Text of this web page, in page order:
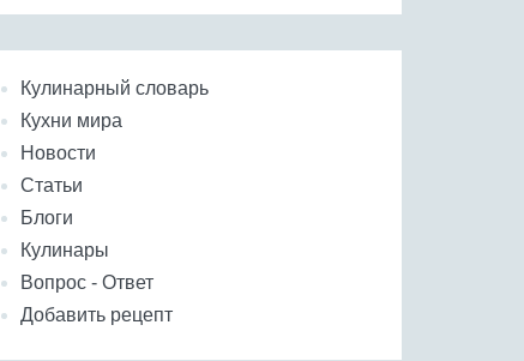
Кулинарный словарь
Кухни мира
Новости
Статьи
Блоги
Кулинары
Вопрос - Ответ
Добавить рецепт